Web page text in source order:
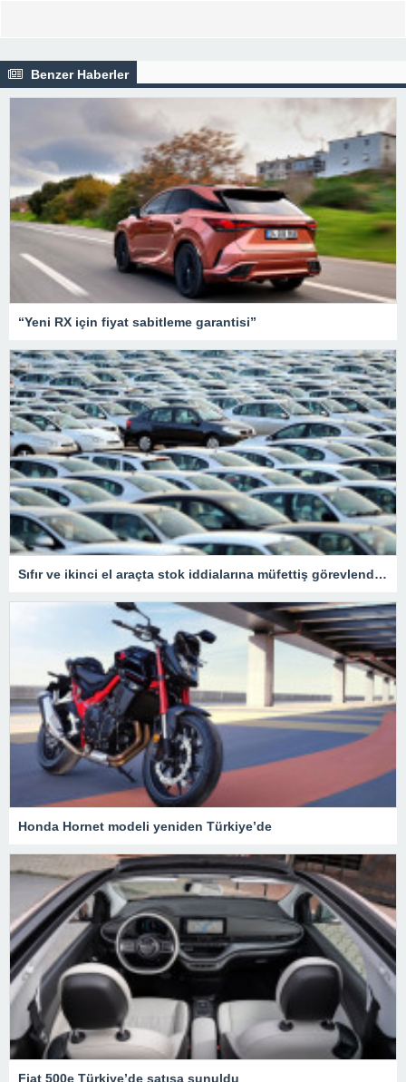
Benzer Haberler
“Yeni RX için fiyat sabitleme garantisi”
Sıfır ve ikinci el araçta stok iddialarına müfettiş görevlendirildi
Honda Hornet modeli yeniden Türkiye’de
Fiat 500e Türkiye’de satışa sunuldu